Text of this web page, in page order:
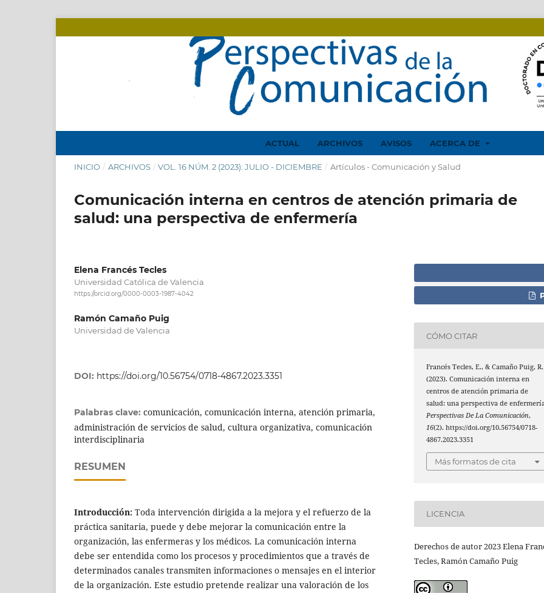
ACTUAL ARCHIVOS AVISOS ACERCA DE
INICIO / ARCHIVOS / VOL. 16 NÚM. 2 (2023): JULIO - DICIEMBRE / Artículos - Comunicación y Salud
Comunicación interna en centros de atención primaria de
salud: una perspectiva de enfermería
Elena Francés Tecles
Universidad Católica de Valencia
https://orcid.org/0000-0003-1987-4042
Ramón Camaño Puig
Universidad de Valencia
DOI: https://doi.org/10.56754/0718-4867.2023.3351
Palabras clave: comunicación, comunicación interna, atención primaria,
administración de servicios de salud, cultura organizativa, comunicación
interdisciplinaria
RESUMEN
Introducción: Toda intervención dirigida a la mejora y el refuerzo de la
práctica sanitaria, puede y debe mejorar la comunicación entre la
organización, las enfermeras y los médicos. La comunicación interna
debe ser entendida como los procesos y procedimientos que a través de
determinados canales transmiten informaciones o mensajes en el interior
de la organización. Este estudio pretende realizar una valoración de los
CÓMO CITAR
Francés Tecles, E., & Camaño Puig, R.
(2023). Comunicación interna en
centros de atención primaria de
salud: una perspectiva de
Perspectivas De La Comunicación,
16(2). https://doi.org/10.56754/0718-
4867.2023.3351
Más formatos de cita
LICENCIA
Derechos de autor 2023 Elena
Tecles, Ramón Camaño Puig